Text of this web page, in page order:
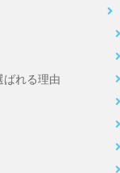
ばれる理由